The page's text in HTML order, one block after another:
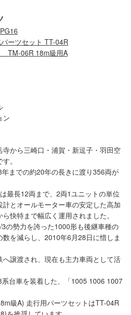
ーツセット TT-04R
TM-06R 18m級用A
ン
から三崎口・浦賀・新逗子・羽田空
。
までの約20年の長きに渡り356両が
最長12両まで、2両1ユニットの単位
とオールモーター車の安定した高加
快特まで幅広く運用されました。
の勢力を誇った1000形も後継車種の
を減らし、2010年6月28日に惜しま
譲渡され、現在も主力車両として活
台車を装着した、「1005 1006 1007
級A) 走行用パーツセットはTT-04R